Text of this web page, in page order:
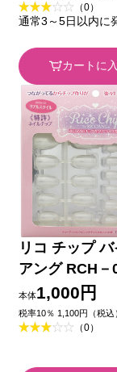
（0）
通常3～5日以内に
カートに
リコ チップ
アング RCH－
ルスタイル ＿
グ・ビート
本体1,000円
税率10％ 1,100円（税込
（0）